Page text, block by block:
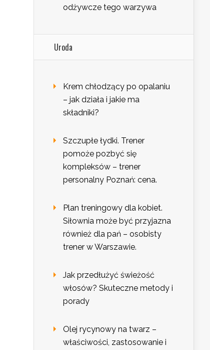
odżywcze tego warzywa
Uroda
Krem chłodzący po opalaniu
– jak działa i jakie ma
składniki?
Szczupłe łydki. Trener
pomoże pozbyć się
kompleksów – trener
personalny Poznań: cena.
Plan treningowy dla kobiet.
Siłownia może być przyjazna
również dla pań – osobisty
trener w Warszawie.
Jak przedłużyć świeżość
włosów? Skuteczne metody i
porady
Olej rycynowy na twarz –
właściwości, zastosowanie i